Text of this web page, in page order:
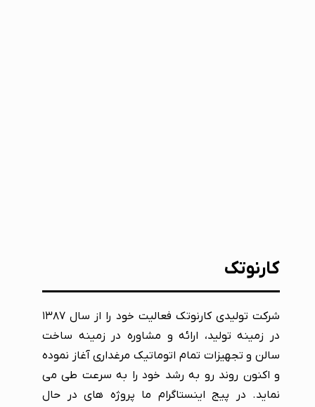
کارنوتک
شرکت تولیدی کارنوتک فعالیت خود را از سال ۱۳۸۷
در زمینه تولید، ارائه و مشاوره در زمینه ساخت
سالن و تجهیزات تمام اتوماتیک مرغداری آغاز نموده
و اکنون روند رو به رشد خود را به سرعت طی می
نماید. در پیج اینستاگرام ما پروژه های در حال